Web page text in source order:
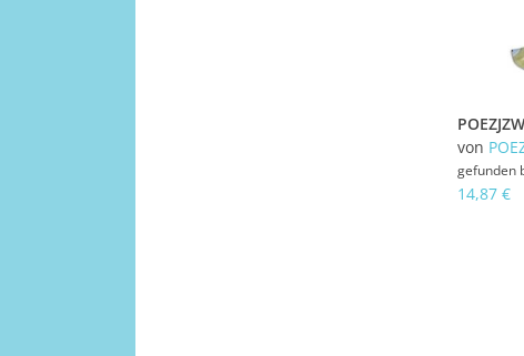
von
gefunden
14,87 €